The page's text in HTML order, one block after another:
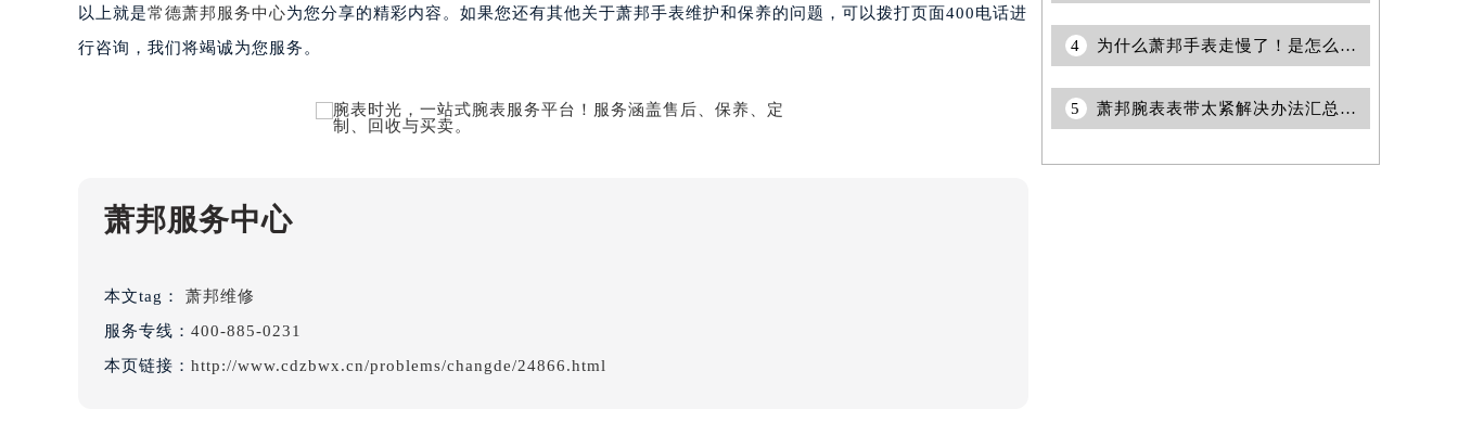
以上就是常德萧邦服务中心为您分享的精彩内容。如果您还有其他关于萧邦手表维护和保养的问题，可以拨打页面400电话进
行咨询，我们将竭诚为您服务。
萧邦服务中心
本文tag： 萧邦维修
服务专线： 400-885-0231
本页链接： http://www.cdzbwx.cn/problems/changde/24866.html
4 为什么萧邦手表走慢了！是怎么回事！
5 萧邦腕表表带太紧解决办法汇总（轻松调整佩戴舒适度指南）